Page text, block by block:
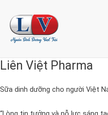
dung
Liên Việt Pharma
Sữa dinh dưỡng cho người Việt